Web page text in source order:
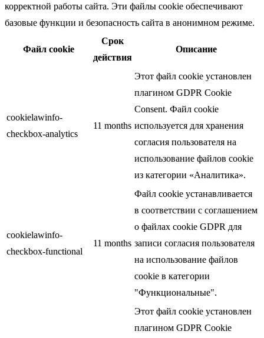
корректной работы сайта. Эти файлы cookie обеспечивают
базовые функции и безопасность сайта в анонимном режиме.
Файл cookie
Срок
действия
Описание
cookielawinfo-
checkbox-analytics
11 months
Этот файл cookie установлен
плагином GDPR Cookie
Consent. Файл cookie
используется для хранения
согласия пользователя на
использование файлов cookie
из категории «Аналитика».
cookielawinfo-
checkbox-functional
11 months
Файл cookie устанавливается
в соответствии с соглашением
о файлах cookie GDPR для
записи согласия пользователя
на использование файлов
cookie в категории
"Функциональные".
Этот файл cookie установлен
плагином GDPR Cookie